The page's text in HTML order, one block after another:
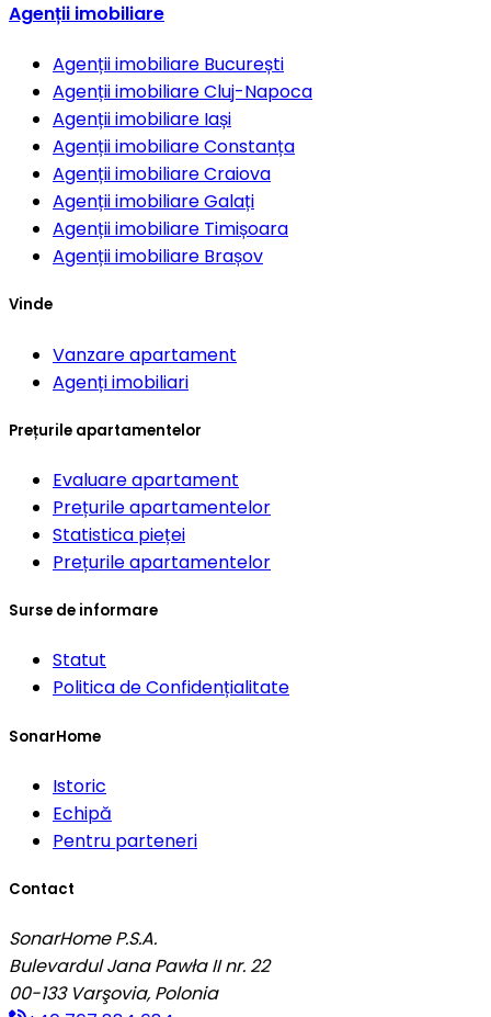
Agenții imobiliare
Agenții imobiliare București
Agenții imobiliareCluj-Napoca
Agenții imobiliare Iași
Agenții imobiliareConstanța
Agenții imobiliareCraiova
Agenții imobiliareGalați
Agenții imobiliare Timișoara
Agenții imobiliare Brașov
Vinde
Vanzare apartament
Agenți imobiliari
Prețurile apartamentelor
Evaluare apartament
Prețurile apartamentelor
Statistica pieței
Prețurile apartamentelor
Surse de informare
Statut
Politica de Confidențialitate
SonarHome
Istoric
Echipă
Pentru parteneri
Contact
SonarHome P.S.A.
Bulevardul Jana Pawła II nr. 22
00-133 Varşovia, Polonia